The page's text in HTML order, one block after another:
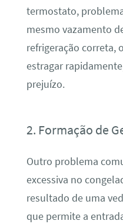
termostato,
mesmo vazamento
refrigeração correta,
estragar
prejuízo.
2. Formação de
Outro problema
excessiva no
resultado de uma
que permite a